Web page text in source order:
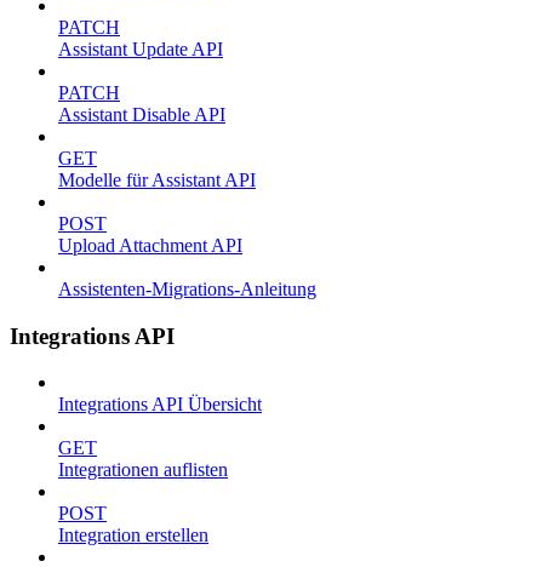
PATCH
Assistant Update API
PATCH
Assistant Disable API
GET
Modelle für Assistant API
POST
Upload Attachment API
Assistenten-Migrations-Anleitung
Integrations API
Integrations API Übersicht
GET
Integrationen auflisten
POST
Integration erstellen